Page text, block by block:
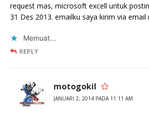
request mas, microsoft excell untuk
31 Des 2013. emailku saya kirim via email
Memuat...
REPLY
motogokil
JANUARI 2, 2014 PADA 11:11 AM